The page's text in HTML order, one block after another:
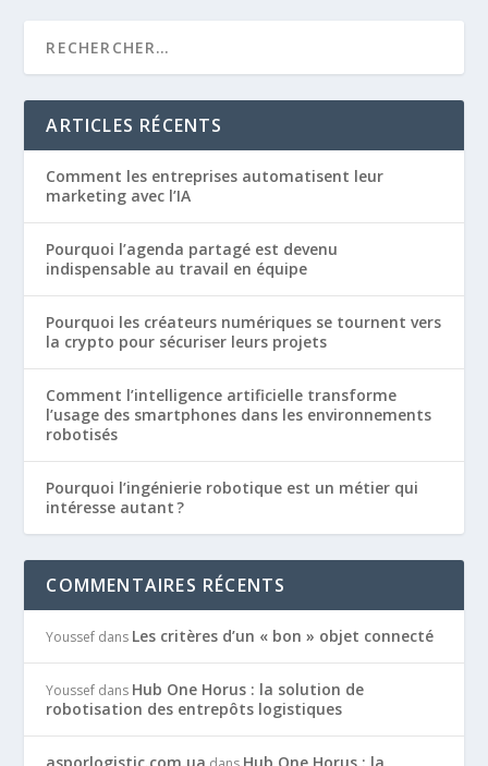
ARTICLES RÉCENTS
Comment les entreprises automatisent leur
marketing avec l’IA
Pourquoi l’agenda partagé est devenu
indispensable au travail en équipe
Pourquoi les créateurs numériques se tournent vers
la crypto pour sécuriser leurs projets
Comment l’intelligence artificielle transforme
l’usage des smartphones dans les environnements
robotisés
Pourquoi l’ingénierie robotique est un métier qui
intéresse autant ?
COMMENTAIRES RÉCENTS
Youssef dans Les critères d’un « bon » objet connecté
Youssef dans Hub One Horus : la solution de
robotisation des entrepôts logistiques